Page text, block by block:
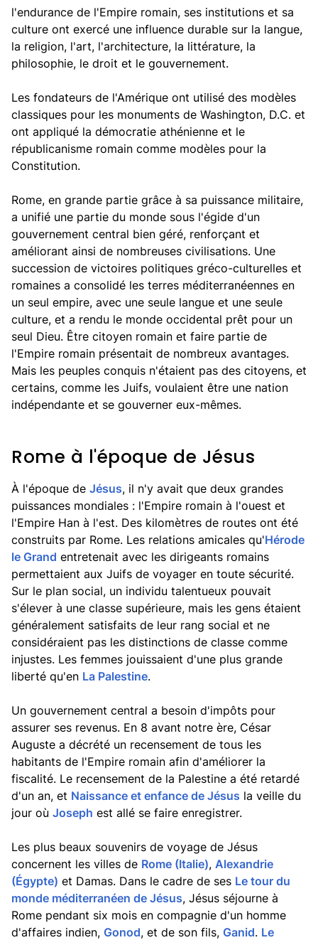
l'endurance de l'Empire romain, ses institutions et sa
culture ont exercé une influence durable sur la langue,
la religion, l'art, l'architecture, la littérature, la
philosophie, le droit et le gouvernement.
Les fondateurs de l'Amérique ont utilisé des modèles
classiques pour les monuments de Washington, D.C. et
ont appliqué la démocratie athénienne et le
républicanisme romain comme modèles pour la
Constitution.
Rome, en grande partie grâce à sa puissance militaire,
a unifié une partie du monde sous l'égide d'un
gouvernement central bien géré, renforçant et
améliorant ainsi de nombreuses civilisations. Une
succession de victoires politiques gréco-culturelles et
romaines a consolidé les terres méditerranéennes en
un seul empire, avec une seule langue et une seule
culture, et a rendu le monde occidental prêt pour un
seul Dieu. Être citoyen romain et faire partie de
l'Empire romain présentait de nombreux avantages.
Mais les peuples conquis n'étaient pas des citoyens, et
certains, comme les Juifs, voulaient être une nation
indépendante et se gouverner eux-mêmes.
Rome à l'époque de Jésus
À l'époque de Jésus, il n'y avait que deux grandes
puissances mondiales : l'Empire romain à l'ouest et
l'Empire Han à l'est. Des kilomètres de routes ont été
construits par Rome. Les relations amicales qu'Hérode
le Grand entretenait avec les dirigeants romains
permettaient aux Juifs de voyager en toute sécurité.
Sur le plan social, un individu talentueux pouvait
s'élever à une classe supérieure, mais les gens étaient
généralement satisfaits de leur rang social et ne
considéraient pas les distinctions de classe comme
injustes. Les femmes jouissaient d'une plus grande
liberté qu'en La Palestine.
Un gouvernement central a besoin d'impôts pour
assurer ses revenus. En 8 avant notre ère, César
Auguste a décrété un recensement de tous les
habitants de l'Empire romain afin d'améliorer la
fiscalité. Le recensement de la Palestine a été retardé
d'un an, et Naissance et enfance de Jésus la veille du
jour où Joseph est allé se faire enregistrer.
Les plus beaux souvenirs de voyage de Jésus
concernent les villes de Rome (Italie), Alexandrie
(Égypte) et Damas. Dans le cadre de ses Le tour du
monde méditerranéen de Jésus, Jésus séjourne à
Rome pendant six mois en compagnie d'un homme
d'affaires indien, Gonod, et de son fils, Ganid. Le